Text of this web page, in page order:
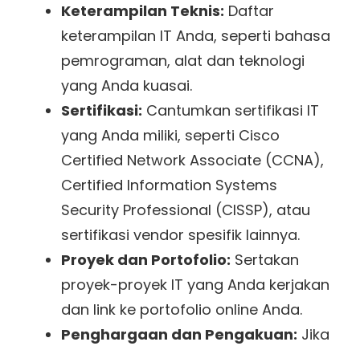
Keterampilan Teknis: Daftar
keterampilan IT Anda, seperti bahasa
pemrograman, alat dan teknologi
yang Anda kuasai.
Sertifikasi: Cantumkan sertifikasi IT
yang Anda miliki, seperti Cisco
Certified Network Associate (CCNA),
Certified Information Systems
Security Professional (CISSP), atau
sertifikasi vendor spesifik lainnya.
Proyek dan Portofolio: Sertakan
proyek-proyek IT yang Anda kerjakan
dan link ke portofolio online Anda.
Penghargaan dan Pengakuan: Jika